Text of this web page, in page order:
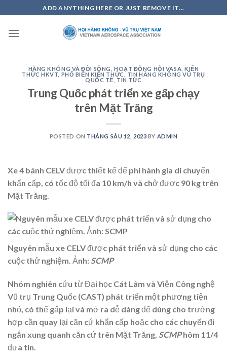
to
content
ADD ANYTHING HERE OR JUST REMOVE IT...
HÀNG KHÔNG VÀ ĐỜI SỐNG HOẠT ĐỘNG HỘI VASA ,KIẾN
THỨC HKVT PHỔ BIẾN KIẾN THỨC , TIN HÀNG KHÔNG VŨ TRỤ
QUỐC TẾ
TIN TỨC
Trung Quốc phát triển xe gấp chạy
trên Mặt Trăng
POSTED ON THÁNG SÁU 12, 2023 BY ADMIN
Xe 4 bánh CELV được thiết kế để phi hành gia di chuyển
khẩn cấp, có tốc độ tối đa 10 km/h và chở được 90 kg trên
Mặt Trăng.
Nguyên mẫu xe CELV được phát triển và sử dụng cho các
cuộc thử nghiệm. Ảnh: SCMP
Nhóm nghiên cứu từ Đại học Cát Lâm và Viện Công nghệ
Vũ trụ Trung Quốc (CAST) phát triển một phương tiện
nhỏ, có thể gấp lại và mở ra dễ dàng để dùng cho trường
hợp cần quay lại căn cứ khẩn cấp hoặc cho các chuyến đi
ngắn xung quanh căn cứ trên Mặt Trăng, SCMPhôm 11/4
đưa tin.